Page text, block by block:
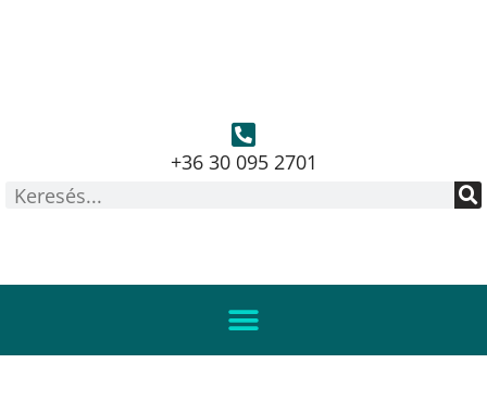
+36 30 095 2701